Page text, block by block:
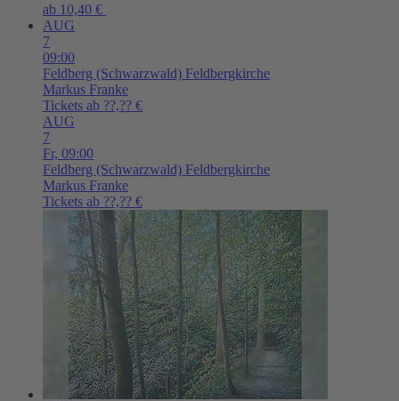
ab 10,40 €
AUG
7
09:00
Feldberg (Schwarzwald) Feldbergkirche
Markus Franke
Tickets ab ??,?? €
AUG
7
Fr, 09:00
Feldberg (Schwarzwald) Feldbergkirche
Markus Franke
Tickets ab ??,?? €